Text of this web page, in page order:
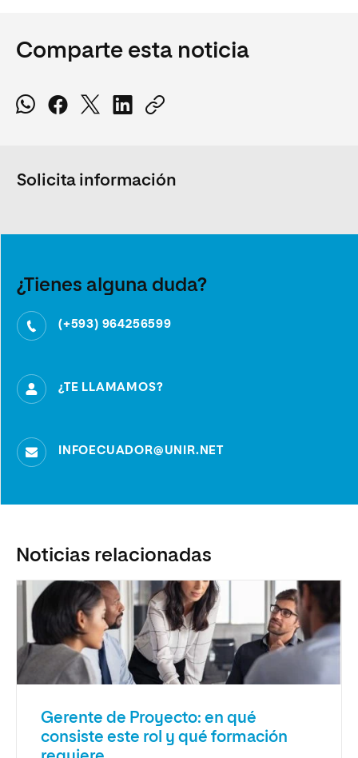
Comparte esta noticia
Solicita información
¿Tienes alguna duda?
(+593) 964256599
¿TE LLAMAMOS?
INFOECUADOR@UNIR.NET
Noticias relacionadas
Gerente de Proyecto: en qué
consiste este rol y qué formación